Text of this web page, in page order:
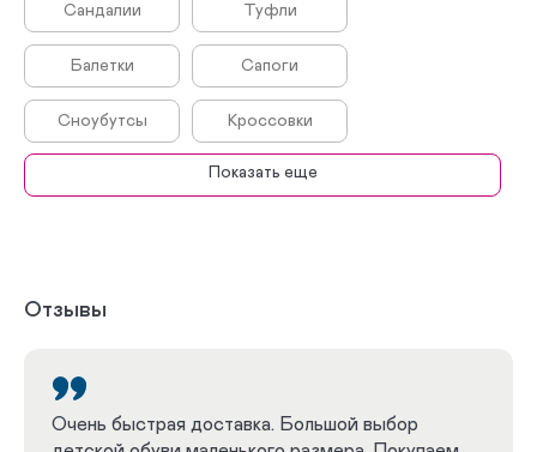
Сандалии Туфли
Балетки Сапоги
Сноубутсы Кроссовки
Сникеры
Показать еще
Отзывы
Очень быстрая доставка. Большой выбор